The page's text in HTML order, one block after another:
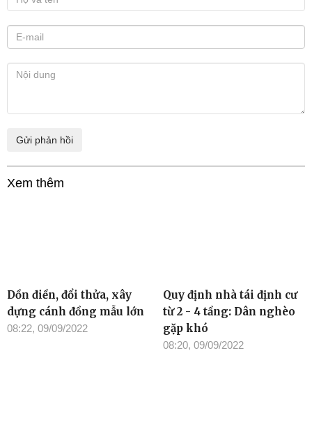
Xem thêm
Dồn điền, đổi thửa, xây
dựng cánh đồng mẫu lớn
08:22, 09/09/2022
Quy định nhà tái định cư
từ 2 - 4 tầng: Dân nghèo
gặp khó
08:20, 09/09/2022